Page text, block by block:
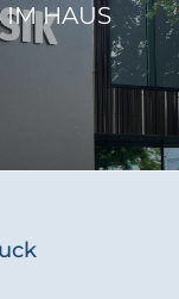
IM HAUS